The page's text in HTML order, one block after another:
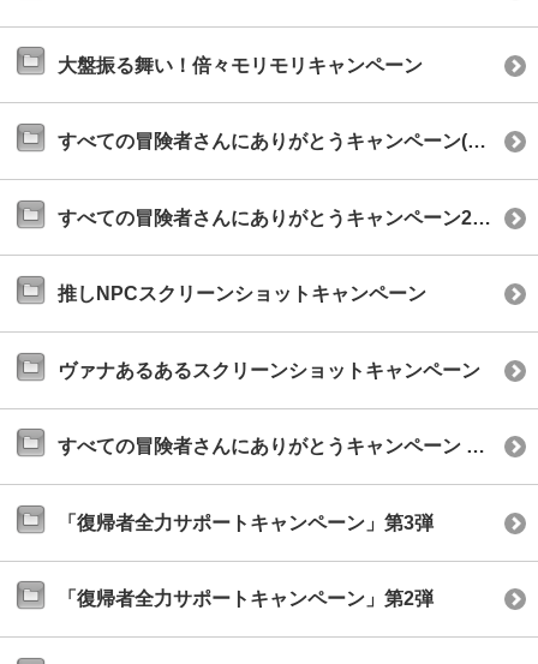
大盤振る舞い！倍々モリモリキャンペーン
すべての冒険者さんにありがとうキャンペーン(2019年8月)
すべての冒険者さんにありがとうキャンペーン2019
推しNPCスクリーンショットキャンペーン
ヴァナあるあるスクリーンショットキャンペーン
すべての冒険者さんにありがとうキャンペーン 2018
「復帰者全力サポートキャンペーン」第3弾
「復帰者全力サポートキャンペーン」第2弾